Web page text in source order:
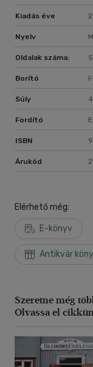
Kiadás éve
Nyelv
Oldalak száma:
Borító
Súly
Fordító
ISBN
Árukód
Elérhető még:
E-könyv
Antikvár
Szeretne még
Olvassa el